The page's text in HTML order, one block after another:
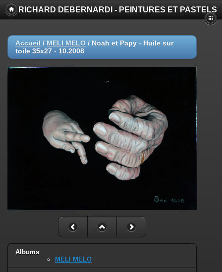
RICHARD DEBERNARDI - PEINTURES ET PASTELS
Accueil / MELI MELO / Noah et Papy - Huile sur
toile 35x27 - 10.2008
Albums
MELI MELO